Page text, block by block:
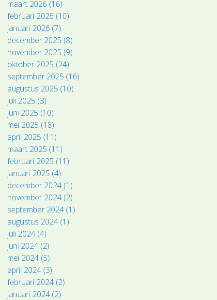
maart 2026 (16)
februari 2026 (10)
januari 2026 (7)
december 2025 (8)
november 2025 (9)
oktober 2025 (24)
september 2025 (16)
augustus 2025 (10)
juli 2025 (3)
juni 2025 (10)
mei 2025 (18)
april 2025 (11)
maart 2025 (11)
februari 2025 (11)
januari 2025 (4)
december 2024 (1)
november 2024 (2)
september 2024 (1)
augustus 2024 (1)
juli 2024 (4)
juni 2024 (2)
mei 2024 (5)
april 2024 (3)
februari 2024 (2)
januari 2024 (2)